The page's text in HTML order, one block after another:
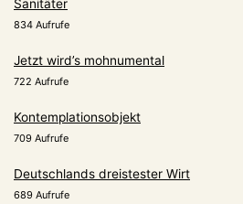
Sanitäter
834 Aufrufe
Jetzt wird’s mohnumental
722 Aufrufe
Kontemplationsobjekt
709 Aufrufe
Deutschlands dreistester Wirt
689 Aufrufe